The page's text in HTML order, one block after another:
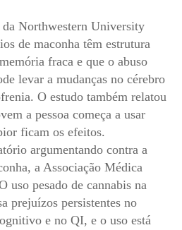
da Northwestern University
de maconha têm estrutura
fraca e que o abuso
levar a mudanças no cérebro
O estudo também relatou
a pessoa começa a usar
ficam os efeitos.
argumentando contra a
a Associação Médica
uso pesado de cannabis na
prejuízos persistentes no
e no QI, e o uso está